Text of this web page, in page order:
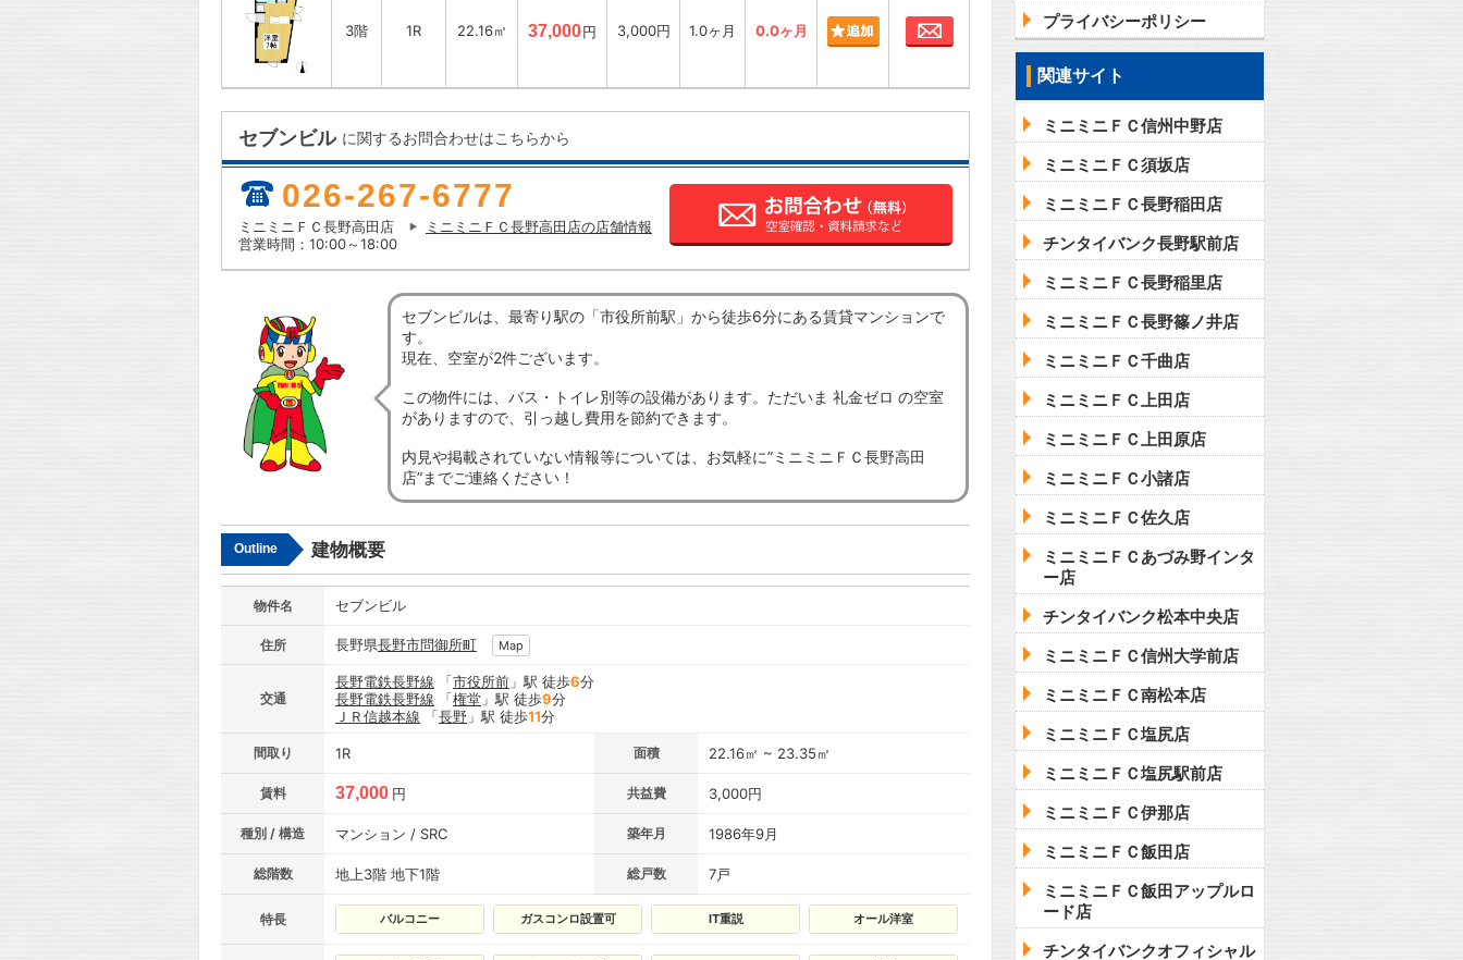
3階 1R 22.16㎡ 37,000円 3,000円 1.0ヶ月 0.0ヶ月 お問合わせ
セブンビル に関するお問合わせはこちらから
026-267-6777
ミニミニＦＣ長野高田店
ミニミニＦＣ長野高田店の店舗情報
営業時間：10:00～18:00
セブンビルは、最寄り駅の「市役所前駅」から徒歩6分にある賃貸マンションで
す。
現在、空室が2件ございます。
この物件には、バス・トイレ別等の設備があります。ただいま 礼金ゼロ の空室
がありますので、引っ越し費用を節約できます。
内見や掲載されていない情報等については、お気軽に”ミニミニＦＣ長野高田
店”までご連絡ください！
Outline 建物概要
物件名 セブンビル
住所 長野県長野市問御所町 Map
交通
長野電鉄長野線 「市役所前 」駅 徒歩6分
長野電鉄長野線 「権堂 」駅 徒歩9分
ＪＲ信越本線 「長野 」駅 徒歩11分
間取り 1R 面積 22.16㎡ ~ 23.35㎡
賃料 37,000 円 共益費 3,000円
種別 / 構造 マンション / SRC 築年月 1986年9月
総階数 地上3階 地下1階 総戸数 7戸
特長 バルコニー ガスコンロ設置可 IT重説 オール洋室
プライバシーポリシー
関連サイト
ミニミニＦＣ信州中野店
ミニミニＦＣ須坂店
ミニミニＦＣ長野稲田店
チンタイバンク長野駅前店
ミニミニＦＣ長野稲里店
ミニミニＦＣ長野篠ノ井店
ミニミニＦＣ千曲店
ミニミニＦＣ上田店
ミニミニＦＣ上田原店
ミニミニＦＣ小諸店
ミニミニＦＣ佐久店
ミニミニＦＣあづみ野インタ
ー店
チンタイバンク松本中央店
ミニミニＦＣ信州大学前店
ミニミニＦＣ南松本店
ミニミニＦＣ塩尻店
ミニミニＦＣ塩尻駅前店
ミニミニＦＣ伊那店
ミニミニＦＣ飯田店
ミニミニＦＣ飯田アップルロ
ード店
チンタイバンクオフィシャル